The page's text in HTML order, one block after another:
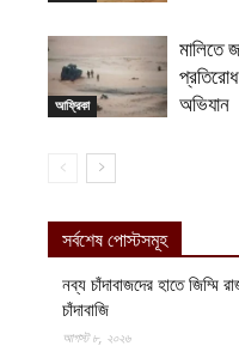
আফ্রিকা
মালিতে
অভিযান
সর্বশেষ পোস্টসমূহ
নব্য চাঁদাবাজদের হাতে জিম্মি
চাঁদাবাজি
আগস্ট ৮, ২০২৬